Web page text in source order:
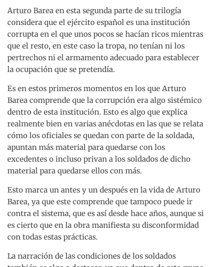
Arturo Barea en esta segunda parte de su trilogía
considera que el ejército español es una institución
corrupta en el que unos pocos se hacían ricos mientras
que el resto, en este caso la tropa, no tenían ni los
pertrechos ni el armamento adecuado para establecer
la ocupación que se pretendía.
Es en estos primeros momentos en los que Arturo
Barea comprende que la corrupción era algo sistémico
dentro de esta institución. Esto es algo que explica
realmente bien en varias anécdotas en las que se relata
cómo los oficiales se quedan con parte de la soldada,
apuntan más material para quedarse con los
excedentes o incluso privan a los soldados de dicho
material para quedarse ellos con más.
Esto marca un antes y un después en la vida de Arturo
Barea, ya que este comprende que tampoco puede ir
contra el sistema, que es así desde hace años, aunque si
es cierto que en la obra manifiesta su disconformidad
con todas estas prácticas.
La narración de las condiciones de los soldados